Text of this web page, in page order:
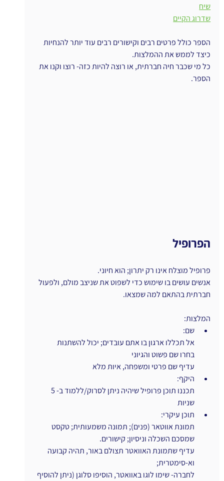
שיח
שדרוג הקיים
הספר כולל פרטים רבים וקישורים רבים עוד יותר להנחיות
כיצד לממש את ההמלצות.
כל מי שכבר חיה חברתית, או רוצה להיות כזה- רוצו וקנו את
הספר.
הפרופיל
פרופיל מוצלח אינו רק יתרון; הוא חיוני.
אנשים עושים בו שימוש כדי לשפוט את שניצב מולם, ולפעול
חברתית בהתאם למה שמצאו.
המלצות:
שם:
אל תכללו ארגון בו אתם עובדים; יכול להשתנות
בחרו שם פשוט והגיוני
עדיף שם פרטי ומשפחה, איות מלא
היקף:
תכננו תוכן פרופיל שיהיה ניתן לסרוק/ללמוד ב- 5
שניות
תוכן עיקרי:
תמונת אווטאר (פנים); תמונה משמעותית; טקסט
שמסכם השכלה וניסיון; קישורים.
עדיף שתמונת האוואטר תצולם באור, תהיה קבועה
וא-סימטרית;
לחברה- שימו לוגו באוואטר, הוסיפו סלוגן (ניתן להוסיף